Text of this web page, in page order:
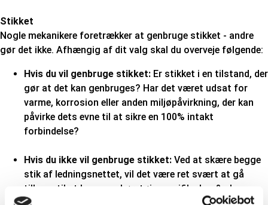
Stikket
Nogle mekanikere foretrækker at genbruge stikket - andre
gør det ikke. Afhængig af dit valg skal du overveje følgende:
Hvis du vil genbruge stikket: Er stikket i en tilstand, der
gør at det kan genbruges? Har det været udsat for
varme, korrosion eller anden miljøpåvirkning, der kan
påvirke dets evne til at sikre en 100% intakt
forbindelse?
Hvis du ikke vil genbruge stikket: Ved at skære begge
stik af ledningsnettet, vil det være ret svært at gå
tilbage til at bruge en køretøjsspecifik plug & play